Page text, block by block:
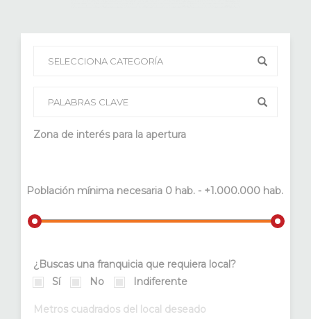
Zona de interés para la apertura
Población mínima necesaria 0 hab. - +1.000.000 hab.
¿Buscas una franquicia que requiera local?
Sí
No Indiferente
Metros cuadrados del local deseado